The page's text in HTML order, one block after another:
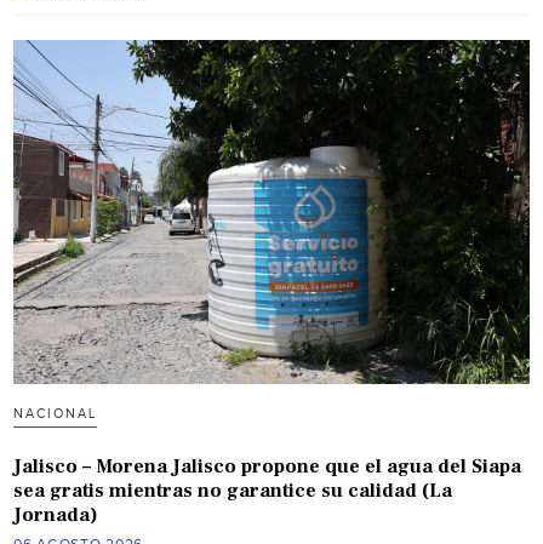
NACIONAL
Jalisco – Morena Jalisco propone que el agua del Siapa
sea gratis mientras no garantice su calidad (La
Jornada)